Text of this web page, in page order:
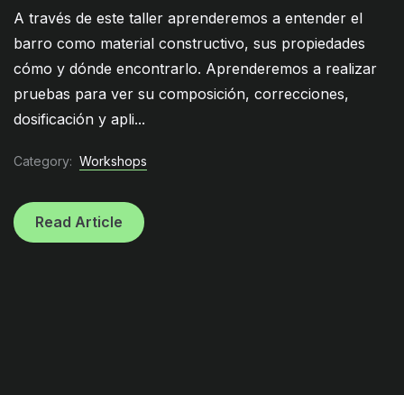
A través de este taller aprenderemos a entender el
barro como material constructivo, sus propiedades
cómo y dónde encontrarlo. Aprenderemos a realizar
pruebas para ver su composición, correcciones,
dosificación y apli...
Category: Workshops
Read Article